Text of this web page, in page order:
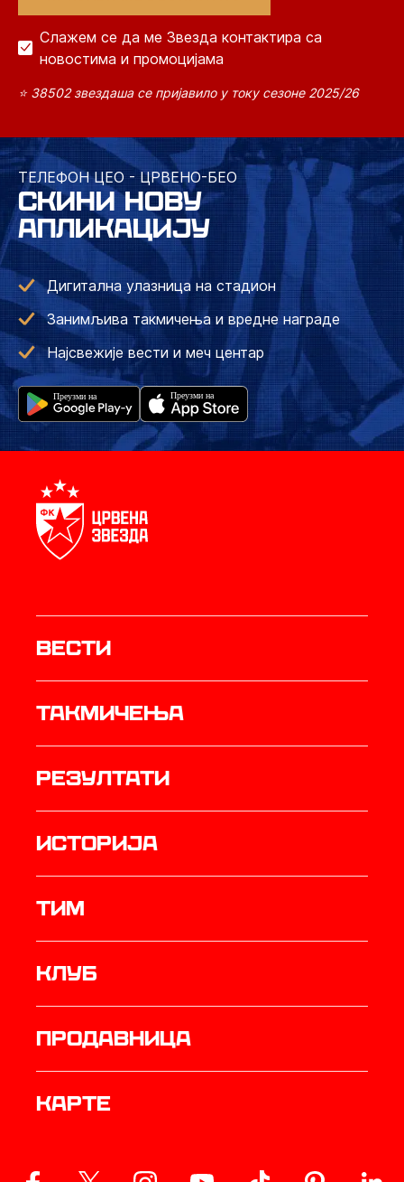
Слажем се да ме Звезда контактира са
новостима и промоцијама
⭐ 38502 звездаша се пријавило у току сезоне 2025/26
ТЕЛЕФОН ЦЕО - ЦРВЕНО-БЕО
СКИНИ НОВУ
АПЛИКАЦИЈУ
Дигитална улазница на стадион
Занимљива такмичења и вредне награде
Најсвежије вести и меч центар
Вести
Такмичења
резултати
историја
ТИМ
Клуб
продавница
Карте